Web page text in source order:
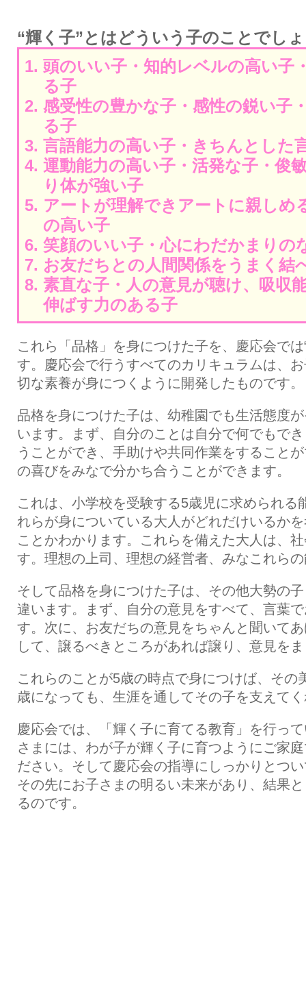
“輝く子”とはどういう子のことでし
頭のいい子・知的レベルの高い子
る子
感受性の豊かな子・感性の鋭い子
る子
言語能力の高い子・きちんとした
運動能力の高い子・活発な子・俊
り体が強い子
アートが理解できアートに親しめ
の高い子
笑顔のいい子・心にわだかまりの
お友だちとの人間関係をうまく結
素直な子・人の意見が聴け、吸収
伸ばす力のある子
これら「品格」を身につけた子を、慶応会で
す。慶応会で行うすべてのカリキュラムは、
切な素養が身につくように開発したものです。
品格を身につけた子は、幼稚園でも生活態度
います。まず、自分のことは自分で何でもで
うことができ、手助けや共同作業をすること
の喜びをみなで分かち合うことができます。
これは、小学校を受験する5歳児に求められる
れらが身についている大人がどれだけいるか
ことかわかります。これらを備えた大人は、
す。理想の上司、理想の経営者、みなこれら
そして品格を身につけた子は、その他大勢の
違います。まず、自分の意見をすべて、言葉
す。次に、お友だちの意見をちゃんと聞いて
して、譲るべきところがあれば譲り、意見を
これらのことが5歳の時点で身につけば、その
歳になっても、生涯を通してその子を支えて
慶応会では、「輝く子に育てる教育」を行っ
さまには、わが子が輝く子に育つようにご家
ださい。そして慶応会の指導にしっかりとつ
その先にお子さまの明るい未来があり、結果
るのです。